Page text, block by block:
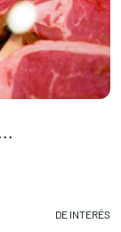
DE INTERÉS